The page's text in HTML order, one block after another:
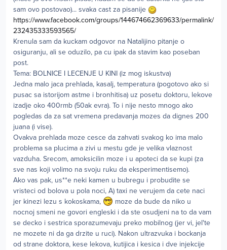
sam ovo postovao)... svaka cast za pisanije
https://www.facebook.com/groups/144674662369633/permalink/
232435333593565/
Krenula sam da kuckam odgovor na Natalijino pitanje o
osiguranju, ali se oduzilo, pa cu ipak da stavim kao poseban
post.
Tema: BOLNICE I LECENJE U KINI (iz mog iskustva)
Jedna malo jaca prehlada, kasalj, temperatura (pogotovo ako si
pusac sa istorijom astme i bronhitisa) uz posetu doktoru, lekove
izadje oko 400rmb (50ak evra). To i nije nesto mnogo ako
pogledas da za sat vremena predavanja mozes da dignes 200
juana (i vise).
Ovakva prehlada moze cesce da zahvati svakog ko ima malo
problema sa plucima a zivi u mestu gde je velika vlaznost
vazduha. Srecom, amoksicilin moze i u apoteci da se kupi (za
sve nas koji volimo na svoju ruku da eksperimentisemo).
Ako vas pak, us**e neki kamen u bubregu i probudite se
vristeci od bolova u pola noci, A) taxi ne verujem da cete naci
jer kinezi lezu s kokoskama,
moze da bude da niko u
nocnoj smeni ne govori engleski i da ste osudjeni na to da vam
se decko i sestrica sporazumevaju preko mobilnog (jer vi, jel'te
ne mozete ni da ga drzite u ruci). Nakon ultrazvuka i bockanja
od strane doktora, kese lekova, kutijica i kesica i dve injekcije